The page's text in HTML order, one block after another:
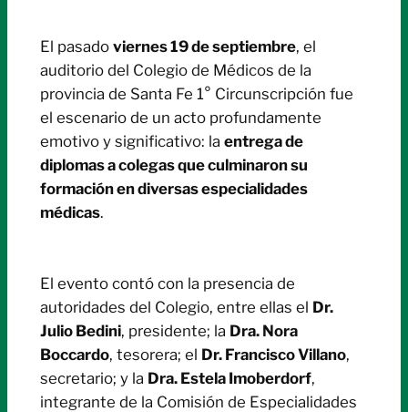
El pasado viernes 19 de septiembre, el
auditorio del Colegio de Médicos de la
provincia de Santa Fe 1° Circunscripción fue
el escenario de un acto profundamente
emotivo y significativo: la entrega de
diplomas a colegas que culminaron su
formación en diversas especialidades
médicas.
El evento contó con la presencia de
autoridades del Colegio, entre ellas el Dr.
Julio Bedini, presidente; la Dra. Nora
Boccardo, tesorera; el Dr. Francisco Villano,
secretario; y la Dra. Estela Imoberdorf,
integrante de la Comisión de Especialidades